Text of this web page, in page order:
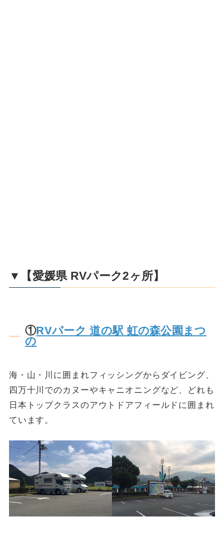
▼【愛媛県 RVパーク2ヶ所】
①RVパーク 道の駅 虹の森公園まつ
の
海・山・川に囲まれフィッシングからダイビング、
四万十川でのカヌーやキャニオニングなど、どれも
日本トップクラスのアウトドアフィールドに囲まれ
ています。